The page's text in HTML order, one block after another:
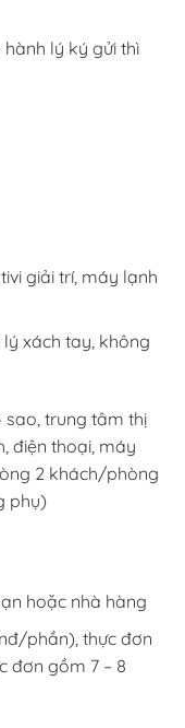
lý ký gửi thì
giải trí, máy lạnh
xách tay, không
sao, trung tâm thị
điện thoại, máy
2 khách/phòng
phụ)
hoặc nhà hàng
phần), thực đơn
đơn gồm 7 – 8